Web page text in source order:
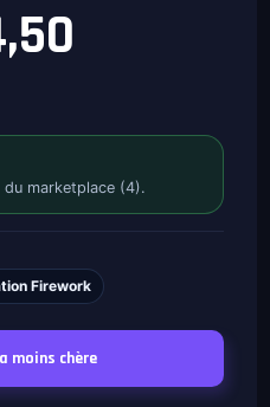
du marketplace (4).
Firework
moins chère